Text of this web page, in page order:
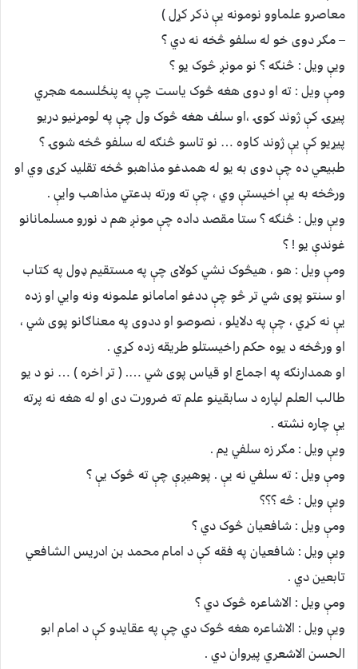
معاصرو علماوو نومونه یې ذکر کړل )
– مګر دوی خو له سلفو څخه نه دي ؟
ویې ویل : څنګه ؟ نو مونږ څوک یو ؟
ومې ویل : ته او دوی هغه څوک یاست چې په پنځلسمه هجري
پیړۍ کې ژوند کوۍ ،او سلف هغه څوک ول چې په لومړنیو دریو
پیړیو کې یې ژوند کاوه … نو تاسو څنګه له سلفو څخه شوۍ ؟
طبیعي ده چې دوی به یو له همدغو مذاهبو څخه تقلید کړی وي او
ورڅخه به یې اخیستې وي ، چې ته ورته بدعتي مذاهب وايې .
ویې ویل : څنګه ؟ ستا مقصد داده چې مونږ هم د نورو مسلمانانو
غوندې یو ! ؟
ومې ویل : هو ، هیڅوک نشي کولای چې په مستقیم ډول په کتاب
او سنتو پوی شي تر څو چې ددغو امامانو علمونه ونه وايي او زده
یې نه کړي ، چې په دلایلو ، نصوصو او ددوی په معناګانو پوی شي ،
او ورڅخه د یوه حکم راخیستلو طریقه زده کړي .
او همدارنګه په اجماع او قیاس پوی شي …. ( تر اخره ) … نو د یو
طالب العلم لپاره د سابقینو علم ته ضرورت دی او له هغه نه پرته
یې چاره نشته .
ویې ویل : مګر زه سلفي یم .
ومې ویل : ته سلفي نه یې . پوهیږې چې ته څوک یې ؟
ویې ویل : څه ؟؟؟
ومې ویل : شافعیان څوک دي ؟
ویې ویل : شافعیان په فقه کې د امام محمد بن ادريس الشافعي
تابعین دي .
ومې ویل : الاشاعره څوک دي ؟
ویې ویل : الاشاعره هغه څوک دي چې په عقایدو کې د امام ابو
الحسن الاشعري پیروان دي .